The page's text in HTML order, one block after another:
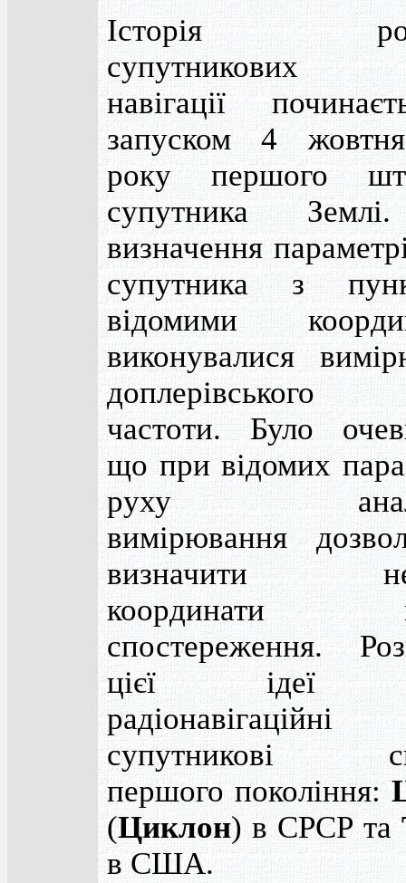
Історія
супутникових
навігації
запуском 4
року першого
супутника
визначення
супутника з
відомими
виконувалися
доплерівського
частоти. Було
що при відомих
руху
вимірювання
визначити
координати
спостереження.
цієї ідеї
радіонавігаційні
супутникові
першого покоління:
(Циклон) в СРСР та
в США.